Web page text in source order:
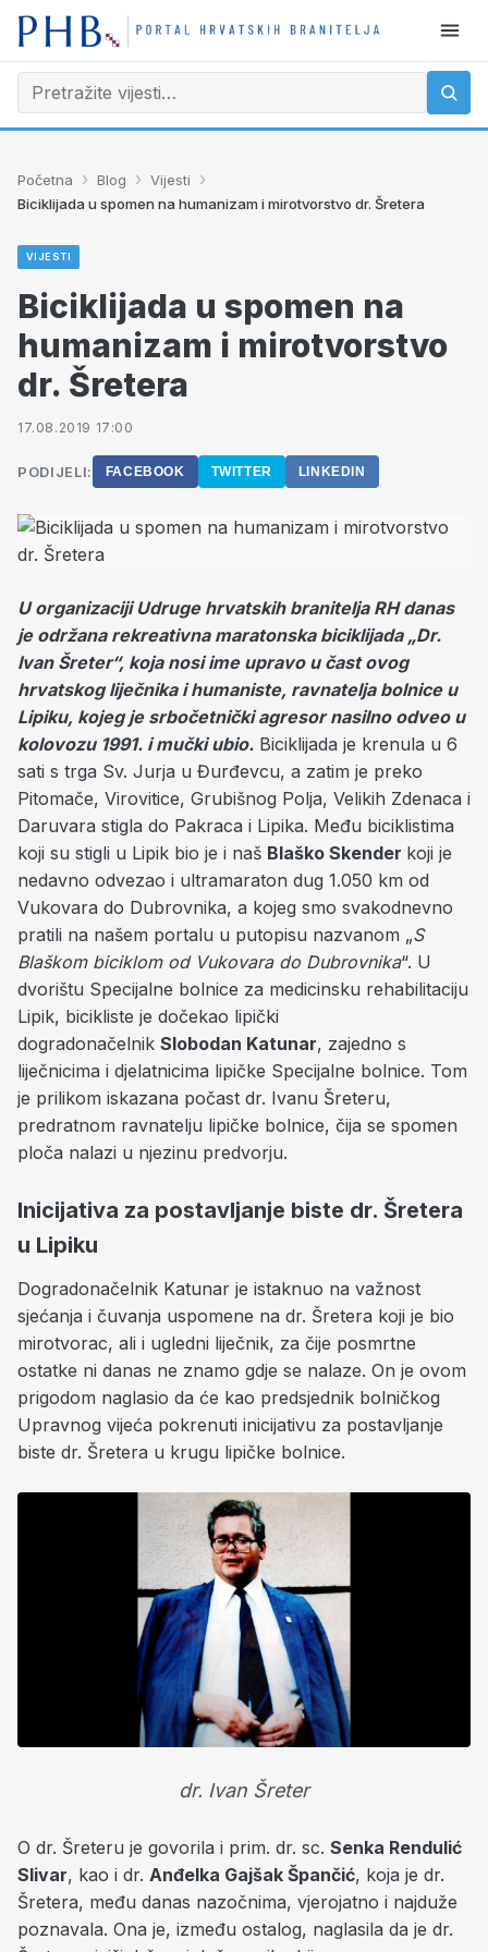
Početna › Blog › Vijesti ›
Biciklijada u spomen na humanizam i mirotvorstvo dr. Šretera
VIJESTI
Biciklijada u spomen na
humanizam i mirotvorstvo
dr. Šretera
17.08.2019 17:00
PODIJELI: FACEBOOK TWITTER LINKEDIN
U organizaciji Udruge hrvatskih branitelja RH danas
je održana rekreativna maratonska biciklijada „Dr.
Ivan Šreter“, koja nosi ime upravo u čast ovog
hrvatskog liječnika i humaniste, ravnatelja bolnice u
Lipiku, kojeg je srbočetnički agresor nasilno odveo u
kolovozu 1991. i mučki ubio. Biciklijada je krenula u 6
sati s trga Sv. Jurja u Đurđevcu, a zatim je preko
Pitomače, Virovitice, Grubišnog Polja, Velikih Zdenaca i
Daruvara stigla do Pakraca i Lipika. Među biciklistima
koji su stigli u Lipik bio je i naš Blaško Skender koji je
nedavno odvezao i ultramaraton dug 1.050 km od
Vukovara do Dubrovnika, a kojeg smo svakodnevno
pratili na našem portalu u putopisu nazvanom „S
Blaškom biciklom od Vukovara do Dubrovnika“. U
dvorištu Specijalne bolnice za medicinsku rehabilitaciju
Lipik, bicikliste je dočekao lipički
dogradonačelnik Slobodan Katunar, zajedno s
liječnicima i djelatnicima lipičke Specijalne bolnice. Tom
je prilikom iskazana počast dr. Ivanu Šreteru,
predratnom ravnatelju lipičke bolnice, čija se spomen
ploča nalazi u njezinu predvorju.
Inicijativa za postavljanje biste dr. Šretera
u Lipiku
Dogradonačelnik Katunar je istaknuo na važnost
sjećanja i čuvanja uspomene na dr. Šretera koji je bio
mirotvorac, ali i ugledni liječnik, za čije posmrtne
ostatke ni danas ne znamo gdje se nalaze. On je ovom
prigodom naglasio da će kao predsjednik bolničkog
Upravnog vijeća pokrenuti inicijativu za postavljanje
biste dr. Šretera u krugu lipičke bolnice.
dr. Ivan Šreter
O dr. Šreteru je govorila i prim. dr. sc. Senka Rendulić
Slivar, kao i dr. Anđelka Gajšak Špančić, koja je dr.
Šretera, među danas nazočnima, vjerojatno i najduže
poznavala. Ona je, između ostalog, naglasila da je dr.